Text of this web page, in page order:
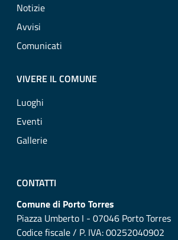
Notizie
Avvisi
Comunicati
VIVERE IL COMUNE
Luoghi
Eventi
Gallerie
CONTATTI
Comune di Porto Torres
Piazza Umberto I - 07046 Porto Torres
Codice fiscale / P. IVA: 00252040902